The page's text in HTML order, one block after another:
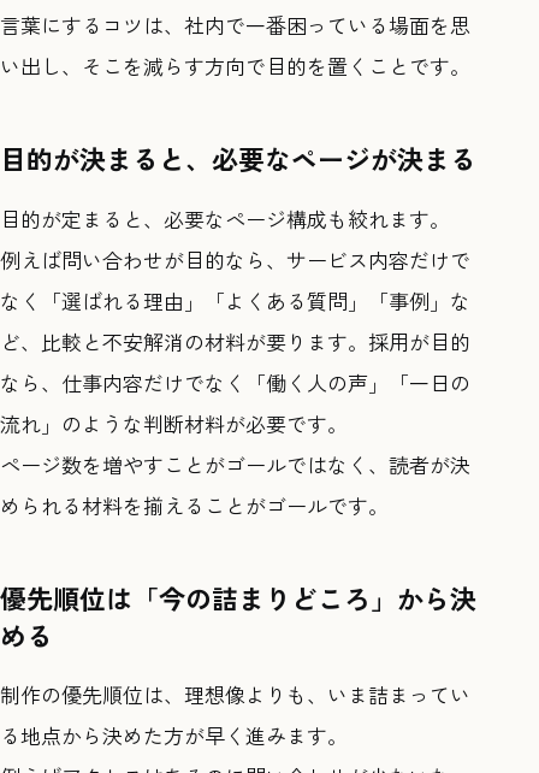
言葉にするコツは、社内で一番困っている場面を思
い出し、そこを減らす方向で目的を置くことです。
目的が決まると、必要なページが決まる
目的が定まると、必要なページ構成も絞れます。
例えば問い合わせが目的なら、サービス内容だけで
なく「選ばれる理由」「よくある質問」「事例」な
ど、比較と不安解消の材料が要ります。採用が目的
なら、仕事内容だけでなく「働く人の声」「一日の
流れ」のような判断材料が必要です。
ページ数を増やすことがゴールではなく、読者が決
められる材料を揃えることがゴールです。
優先順位は「今の詰まりどころ」から決
める
制作の優先順位は、理想像よりも、いま詰まってい
る地点から決めた方が早く進みます。